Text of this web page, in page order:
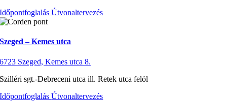
IdőpontfoglalásÚtvonaltervezés
Szeged – Kemes utca
6723 Szeged, Kemes utca 8.
Szilléri sgt.-Debreceni utca ill. Retek utca felöl
IdőpontfoglalásÚtvonaltervezés